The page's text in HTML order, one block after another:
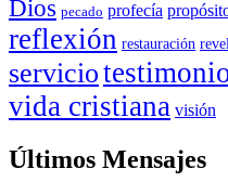
Dios pecado profecía
reflexión restauración
servicio
vida cristiana visión
Últimos Mensajes